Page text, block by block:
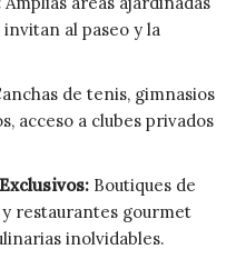
al paseo y la
de tenis, gimnasios
acceso a clubes privados
Boutiques de
y restaurantes gourmet
inolvidables.